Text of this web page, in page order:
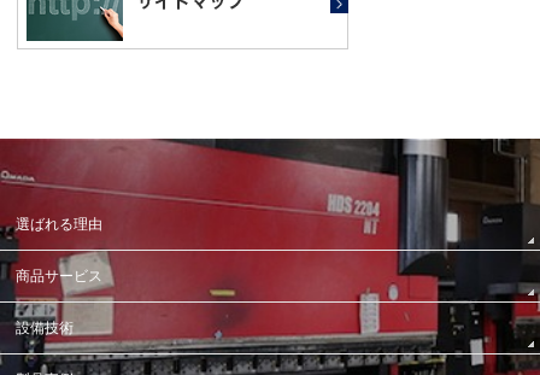
選ばれる理由
商品サービス
設備技術